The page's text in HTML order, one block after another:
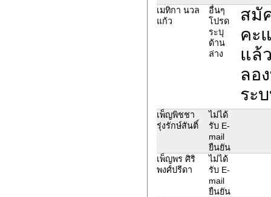
เมทิกา นวล
แก้ว
อื่นๆ
โปรด
ระบุ
ด้าน
ล่าง
สมั
คะ
แล้
ลอ
ระ
เพ็ญพิชชา
รุ่งรักษ์สันติ์
ไม่ได้
รับ E-
mail
ยืนยัน
เพ็ญพร ศิริ
พงศ์ปรีดา
ไม่ได้
รับ E-
mail
ยืนยัน